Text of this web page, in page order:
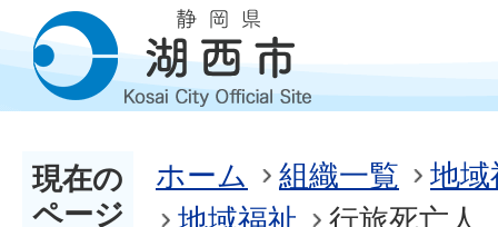
現在の
ページ
ホーム 組織一覧
地域